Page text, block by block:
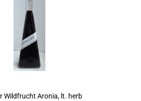
Wildfrucht Aronia, lt. herb